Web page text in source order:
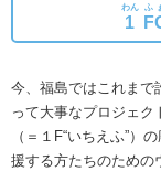
1
わん ふ
今、福島ではこれまで
って大事なプロジェク
（＝１F“いちえふ”）
援する方たちのための